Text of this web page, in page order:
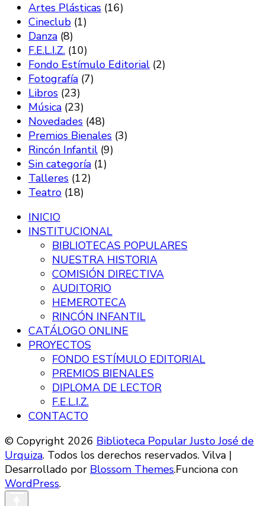
Artes Plásticas (16)
Cineclub (1)
Danza (8)
F.E.L.I.Z. (10)
Fondo Estímulo Editorial (2)
Fotografía (7)
Libros (23)
Música (23)
Novedades (48)
Premios Bienales (3)
Rincón Infantil (9)
Sin categoría (1)
Talleres (12)
Teatro (18)
INICIO
INSTITUCIONAL
BIBLIOTECAS POPULARES
NUESTRA HISTORIA
COMISIÓN DIRECTIVA
AUDITORIO
HEMEROTECA
RINCÓN INFANTIL
CATÁLOGO ONLINE
PROYECTOS
FONDO ESTÍMULO EDITORIAL
PREMIOS BIENALES
DIPLOMA DE LECTOR
F.E.L.I.Z.
CONTACTO
© Copyright 2026 Biblioteca Popular Justo José de
Urquiza. Todos los derechos reservados. Vilva |
Desarrollado por Blossom Themes.Funciona con
WordPress.